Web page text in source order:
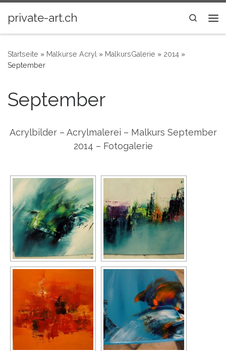
Zum Inhalt springen
private-art.ch
Search
Startseite » Malkurse Acryl » MalkursGalerie » 2014 »
September
September
Acrylbilder – Acrylmalerei – Malkurs September
2014 – Fotogalerie